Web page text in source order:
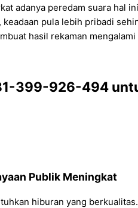
adanya peredam suara hal
pula lebih pribadi
hasil rekaman
399-926-494
Publik Meningkat
hiburan yang